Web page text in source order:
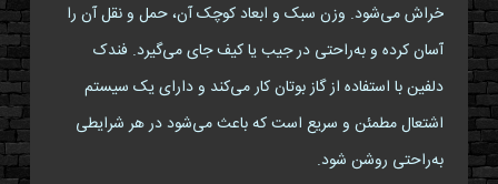
خراش می‌شود. وزن سبک و ابعاد کوچک آن، حمل و نقل آن را
آسان کرده و به‌راحتی در جیب یا کیف جای می‌گیرد. فندک
دلفین با استفاده از گاز بوتان کار می‌کند و دارای یک سیستم
اشتعال مطمئن و سریع است که باعث می‌شود در هر شرایطی
به‌راحتی روشن شود.